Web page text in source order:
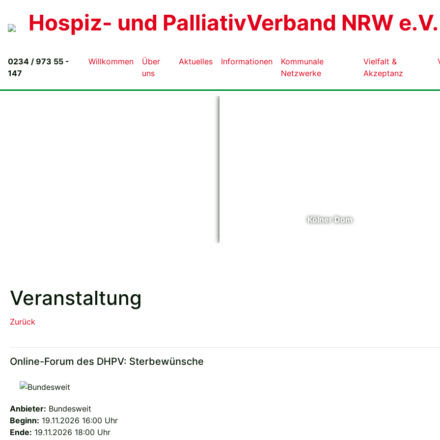
Hospiz- und PalliativVerband NRW e.V.
0234 / 973 55 -
147
Willkommen
Über
uns
Aktuelles Informationen
Kommunale
Netzwerke
Vielfalt &
Akzeptanz
Kölner Dom
Veranstaltung
Zurück
Online-Forum des DHPV: Sterbewünsche
Anbieter: Bundesweit
Beginn: 19.11.2026 16:00 Uhr
Ende: 19.11.2026 18:00 Uhr